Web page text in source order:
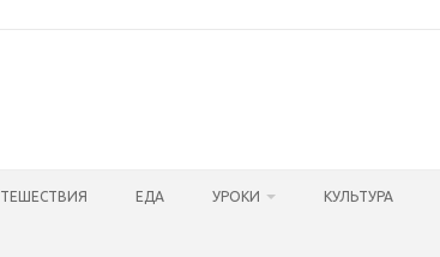
ЕДА УРОКИ КУЛЬТУРА